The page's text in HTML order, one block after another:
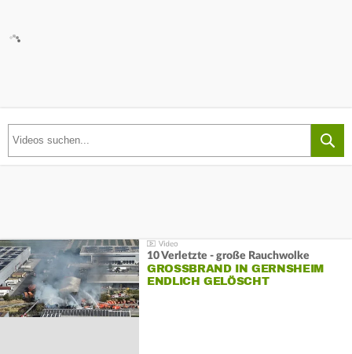
10 Verletzte - große Rauchwolke
GROSSBRAND IN GERNSHEIM E
NDLICH GELÖSCHT